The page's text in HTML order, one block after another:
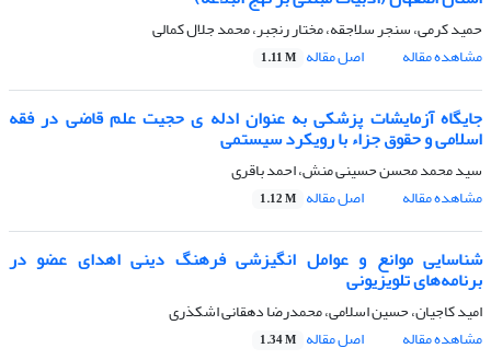
حمید کرمی، سنجر سلاجقه، مختار رنجبر، محمد جلال کمالی
مشاهده مقاله
اصل مقاله 1.11 M
جایگاه آزمایشات پزشکی به عنوان ادله ی حجیت علم قاضی در فقه
اسلامی و حقوق جزاء با رویکرد سیستمی
سید محمد محسن حسینی منش، احمد باقری
مشاهده مقاله
اصل مقاله 1.12 M
شناسایی موانع و عوامل انگیزشی فرهنگ دینی اهدای عضو در
برنامه‌های تلویزیونی
امید کاجیان، حسین اسلامی، محمدرضا دهقانی اشکذری
مشاهده مقاله
اصل مقاله 1.34 M